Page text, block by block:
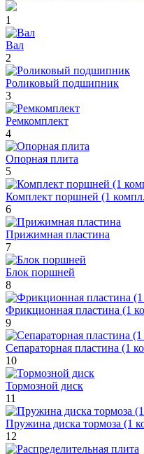
1
Вал
2
Роликовый подшипник
3
Ремкомплект
4
Опорная плита
5
Комплект поршней (1
6
Прижимная пластина
7
Блок поршней
8
Фрикционная пластина (1
9
Сепараторная пластина (1
10
Тормозной диск
11
Пружина диска тормоза (1
12